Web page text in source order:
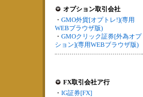
オプション取引会社
・ GMO外貨[オプトレ!](専用
WEBブラウザ版)
・ GMOクリック証券[外為オプ
ション](専用WEBブラウザ版)
FX取引会社ア行
・ IG証券[FX]